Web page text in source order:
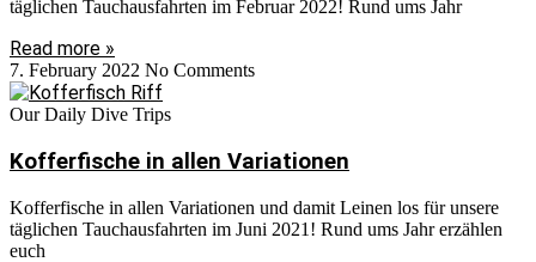
täglichen Tauchausfahrten im Februar 2022! Rund ums Jahr
Read more »
7. February 2022 No Comments
Our Daily Dive Trips
Kofferfische in allen Variationen
Kofferfische in allen Variationen und damit Leinen los für unsere
täglichen Tauchausfahrten im Juni 2021! Rund ums Jahr erzählen
euch